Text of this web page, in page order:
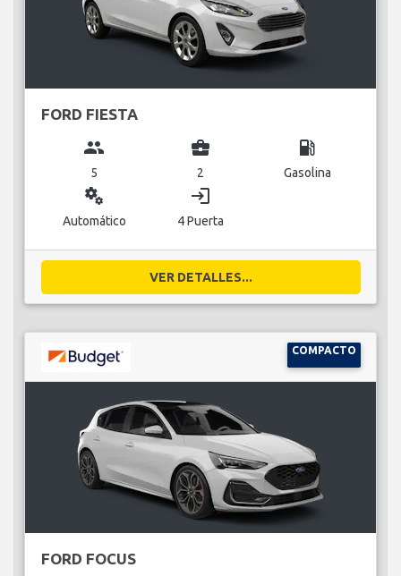
FORD FIESTA
group
5
business_center
2
local_gas_station
Gasolina
miscellaneous_services
Automático
login
4 Puerta
VER DETALLES...
COMPACTO
FORD FOCUS